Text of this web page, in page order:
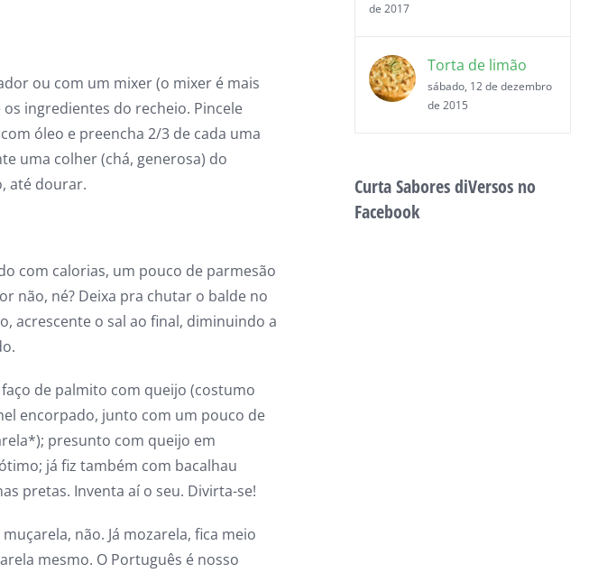
ou com um mixer (o mixer é mais
ingredientes do recheio. Pincele
óleo e preencha 2/3 de cada uma
uma colher (chá, generosa) do
até dourar.
com calorias, um pouco de parmesão
não, né? Deixa pra chutar o balde no
acrescente o sal ao final, diminuindo a
de palmito com queijo (costumo
encorpado, junto com um pouco de
presunto com queijo em
já fiz também com bacalhau
pretas. Inventa aí o seu. Divirta-se!
não. Já mozarela, fica meio
mesmo. O Português é nosso
de 2017
Torta de limão
sábado, 12 de dezembro
de 2015
Curta Sabores diVersos no
Facebook